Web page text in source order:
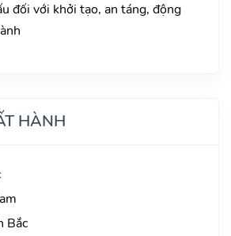
đối với khởi tạo, an táng, động
HÀNH
Bắc